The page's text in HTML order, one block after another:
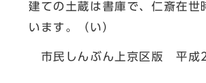
建ての土蔵は書庫で、仁斎在世
います。（い）
市民しんぶん上京区版 平成